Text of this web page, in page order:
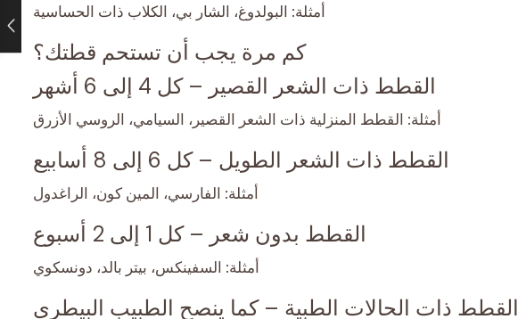
أمثلة: البولدوغ، الشار بي، الكلاب ذات الحساسية
كم مرة يجب أن تستحم قطتك؟
القطط ذات الشعر القصير – كل 4 إلى 6 أشهر
أمثلة: القطط المنزلية ذات الشعر القصير، السيامي، الروسي الأزرق
القطط ذات الشعر الطويل – كل 6 إلى 8 أسابيع
أمثلة: الفارسي، المين كون، الراغدول
القطط بدون شعر – كل 1 إلى 2 أسبوع
أمثلة: السفينكس، بيتر بالد، دونسكوي
القطط ذات الحالات الطبية – كما ينصح الطبيب البيطري